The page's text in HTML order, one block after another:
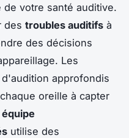
votre santé auditive.
des troubles auditifs à
des décisions
Les
approfondis
oreille à capter
équipe
utilise des